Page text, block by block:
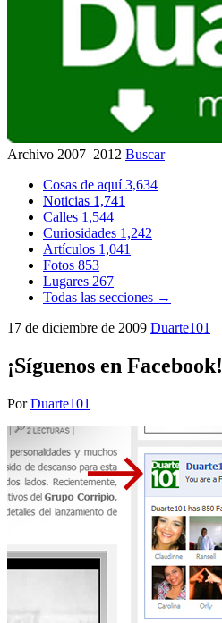
Archivo 2007–2012 Buscar
Cosas de aquí3,634
Noticias 1,741
Calles 1,544
Curiosidades 1,242
Artículos 1,041
Fotos 853
Lugares 267
Todas las secciones →
17 de diciembre de 2009 Duarte101
¡Síguenos en Facebook!
PorDuarte101